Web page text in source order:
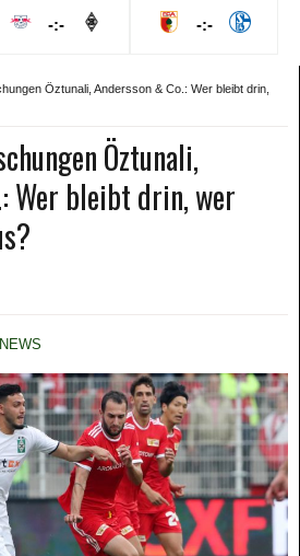
-:- -:-
Öztunali, Andersson & Co.: Wer bleibt drin,
Öztunali,
Wer bleibt drin, wer
NEWS